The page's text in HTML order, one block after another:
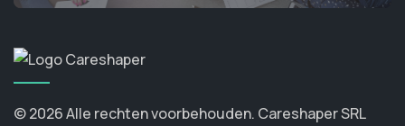
© 2026 Alle rechten voorbehouden. Careshaper SRL